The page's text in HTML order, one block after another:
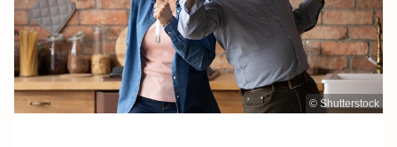
© Shutterstock